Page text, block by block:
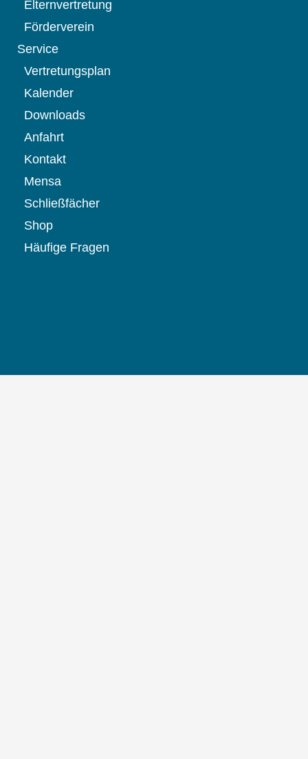
Elternvertretung
Förderverein
Service
Vertretungsplan
Kalender
Downloads
Anfahrt
Kontakt
Mensa
Schließfächer
Shop
Häufige Fragen